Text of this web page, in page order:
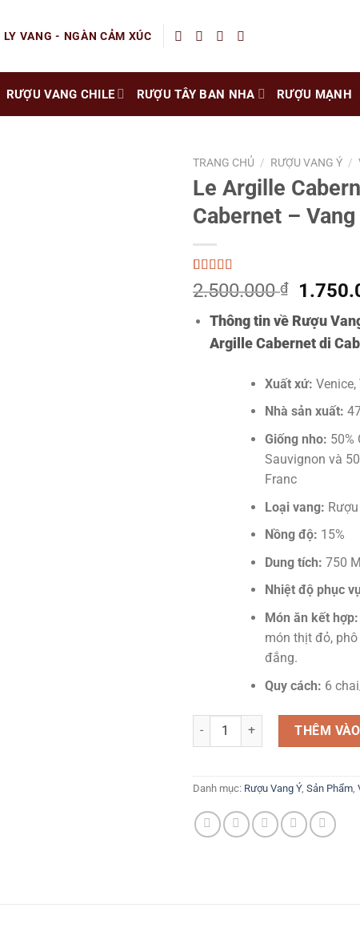
LY VANG - NGÀN CẢM XÚC
RƯỢU VANG CHILE RƯỢU TÂY BAN NHA RƯỢU MẠNH
TRANG CHỦ / RƯỢU VANG Ý /
Le Argille
Cabernet –
5.00trên 5
dựa trên
2
2.500.000₫
Giá
là:
Thông tin về Rượu
Argille Cabernet di
Xuất xứ: Venice,
Nhà sản xuất:
Giống nho: 50%
Sauvignon và
Franc
Loại vang:
Nồng độ: 15%
Dung tích: 750
Nhiệt độ phục
Món ăn kết hợp:
món thịt đỏ,
đắng.
Quy cách: 6
Le Argille Cabernet Di Cabernet
THÊM
Danh mục: Rượu Vang Ý, Sản Phẩm,